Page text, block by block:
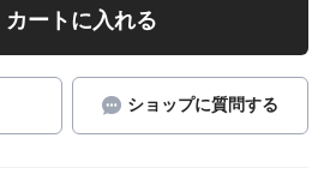
カートに入れる
ショップに質問する